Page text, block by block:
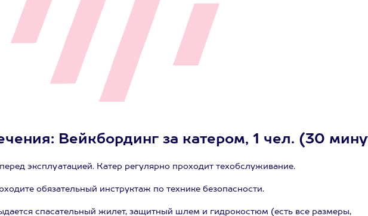
Вейкбординг за катером, 1 чел. (30
эксплуатацией. Катер регулярно проходит техобслуживание.
обязательный инструктаж по технике безопасности.
спасательный жилет, защитный шлем и гидрокостюм (есть все размеры,